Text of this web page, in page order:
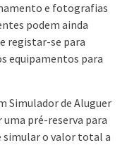
e fotografias
podem ainda
registar-se para
equipamentos para
Simulador de Aluguer
pré-reserva para
simular o valor total a